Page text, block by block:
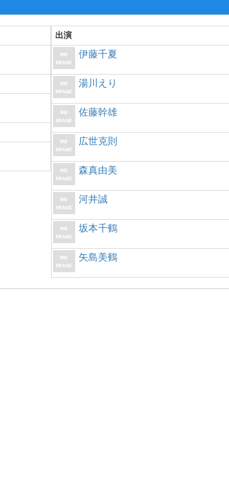
出演
伊藤千夏
湯川えり
佐藤幹雄
広世克則
森真由美
河井誠
坂本千鶴
矢島美鶴